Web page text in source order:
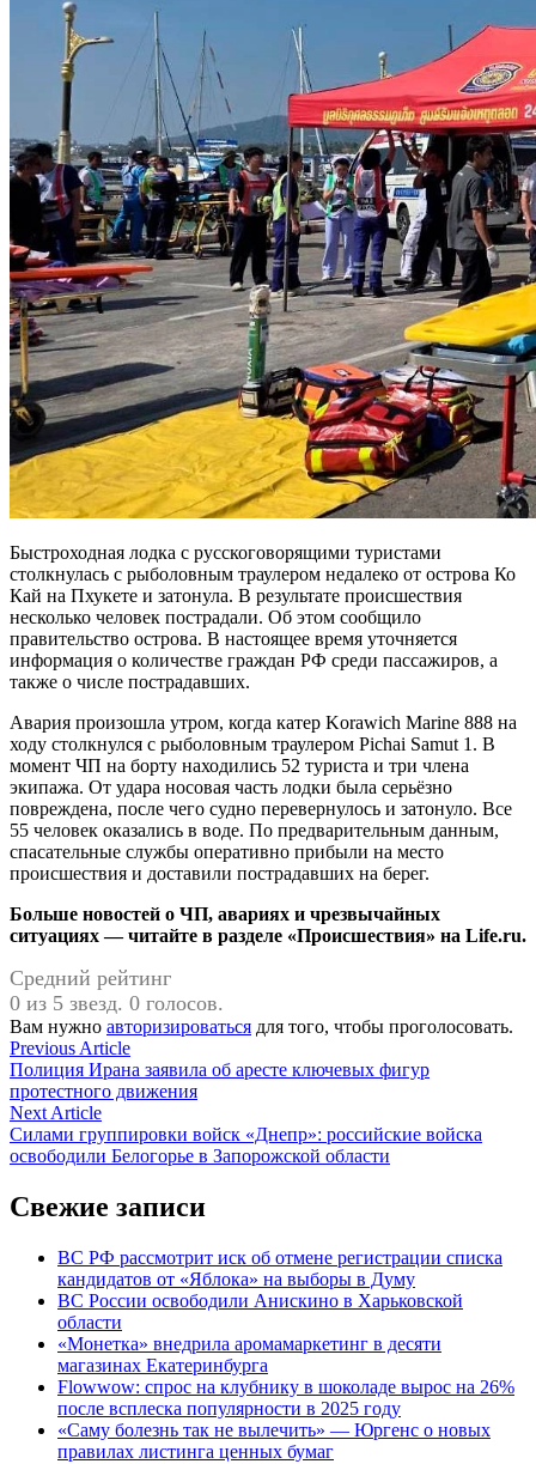
Быстроходная лодка с русскоговорящими туристами
столкнулась с рыболовным траулером недалеко от острова Ко
Кай на Пхукете и затонула. В результате происшествия
несколько человек пострадали. Об этом сообщило
правительство острова. В настоящее время уточняется
информация о количестве граждан РФ среди пассажиров, а
также о числе пострадавших.
Авария произошла утром, когда катер Korawich Marine 888 на
ходу столкнулся с рыболовным траулером Pichai Samut 1. В
момент ЧП на борту находились 52 туриста и три члена
экипажа. От удара носовая часть лодки была серьёзно
повреждена, после чего судно перевернулось и затонуло. Все
55 человек оказались в воде. По предварительным данным,
спасательные службы оперативно прибыли на место
происшествия и доставили пострадавших на берег.
Больше новостей о ЧП, авариях и чрезвычайных
ситуациях — читайте в разделе «Происшествия» на Life.ru.
Средний рейтинг
0 из 5 звезд. 0 голосов.
Вам нужно авторизироваться для того, чтобы проголосовать.
Навигация
по
записям
Previous ArticlePrevious
article:
Полиция Ирана заявила об аресте ключевых фигур
протестного движения
Next ArticleNext
article:
Силами группировки войск «Днепр»: российские войска
освободили Белогорье в Запорожской области
Свежие записи
ВС РФ рассмотрит иск об отмене регистрации списка
кандидатов от «Яблока» на выборы в Думу
ВС России освободили Анискино в Харьковской
области
«Монетка» внедрила аромамаркетинг в десяти
магазинах Екатеринбурга
Flowwow: спрос на клубнику в шоколаде вырос на 26%
после всплеска популярности в 2025 году
«Саму болезнь так не вылечить» — Юргенс о новых
правилах листинга ценных бумаг